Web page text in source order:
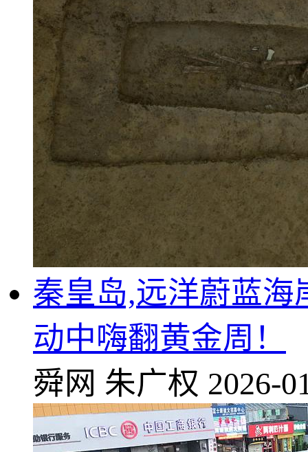
秦皇岛,远洋蔚蓝海
动中嗨翻黄金周！
舜网 朱广权 2026-